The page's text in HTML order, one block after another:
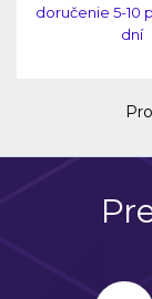
doručenie 5-10
dní